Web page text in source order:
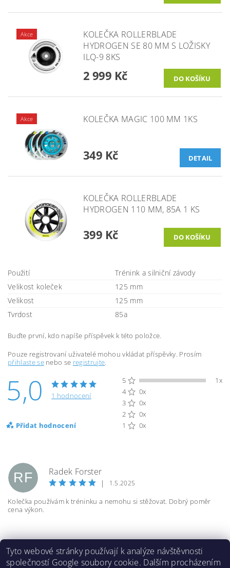
Akce
KOLEČKA ROLLERBLADE
HYDROGEN SE 80 MM S LOŽISKY
ILQ-9 8KS
2 999 Kč
Akce KOLEČKA MAGIC 100 MM 1KS
349 Kč DETAIL
KOLEČKA ROLLERBLADE
HYDROGEN 110 MM, 85A 1 KS
399 Kč
Použití
Trénink a silniční závody
Velikost koleček
125 mm
Velikost
125 mm
Tvrdost
85a
Buďte první, kdo napíše příspěvek k této položce.
Pouze registrovaní uživatelé mohou vkládat příspěvky. Prosím
přihlaste senebo se registrujte
5,0 1 hodnocení
Přidat hodnocení
5
1x
4
0x
3
0x
2
0x
1
0x
RF
Radek Forster
|
1.5.2025
Kolečka používám k tréninku a nemohu si stěžovat. Dobrý poměr
cena výkon.
Tyto webové stránky používají k analýze návštěvnosti
společností Google soubory cookie. Dalším procházením